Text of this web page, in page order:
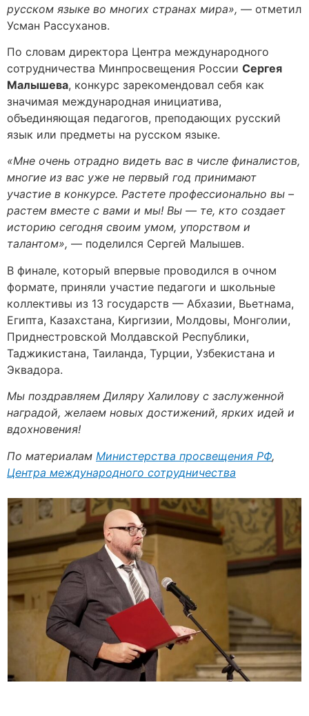
русском языке во многих странах мира», — отметил
Усман Рассуханов.
По словам директора Центра международного
сотрудничества Минпросвещения России Сергея
Малышева, конкурс зарекомендовал себя как
значимая международная инициатива,
объединяющая педагогов, преподающих русский
язык или предметы на русском языке.
«Мне очень отрадно видеть вас в числе финалистов,
многие из вас уже не первый год принимают
участие в конкурсе. Растете профессионально вы –
растем вместе с вами и мы! Вы — те, кто создает
историю сегодня своим умом, упорством и
талантом», — поделился Сергей Малышев.
В финале, который впервые проводился в очном
формате, приняли участие педагоги и школьные
коллективы из 13 государств — Абхазии, Вьетнама,
Египта, Казахстана, Киргизии, Молдовы, Монголии,
Приднестровской Молдавской Республики,
Таджикистана, Таиланда, Турции, Узбекистана и
Эквадора.
Мы поздравляем Диляру Халилову с заслуженной
наградой, желаем новых достижений, ярких идей и
вдохновения!
По материалам Министерства просвещения РФ,
Центра международного сотрудничества